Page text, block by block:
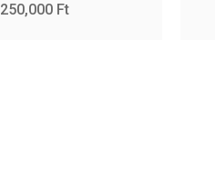
250,000 Ft